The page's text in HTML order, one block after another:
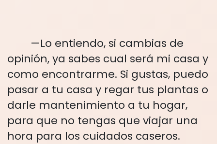
—Lo entiendo, si cambias de
opinión, ya sabes cual será mi casa y
como encontrarme. Si gustas, puedo
pasar a tu casa y regar tus plantas o
darle mantenimiento a tu hogar,
para que no tengas que viajar una
hora para los cuidados caseros.